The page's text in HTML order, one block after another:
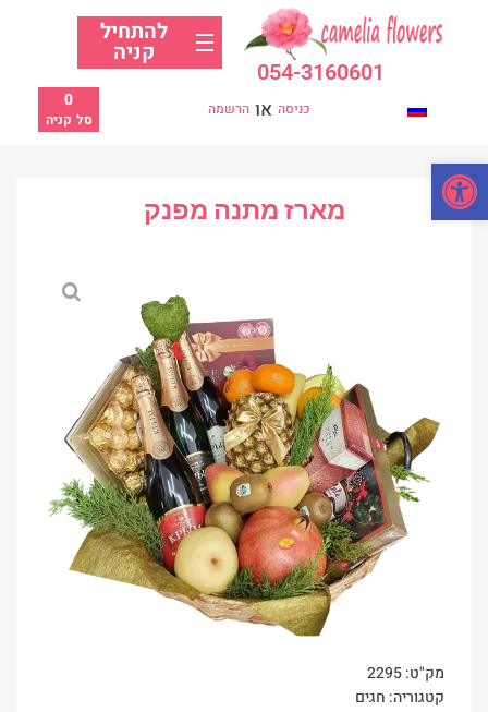
054-3160601
להתחיל
קניה
כניסה או הרשמה
סל קניה
0
מארז מתנה מפנק
מק"ט:2295
קטגוריה: חגים
פתח סרגל נגישות